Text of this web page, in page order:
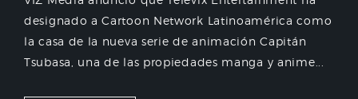
designado a Cartoon Network Latinoamérica como
la casa de la nueva serie de animación Capitán
Tsubasa, una de las propiedades manga y anime...